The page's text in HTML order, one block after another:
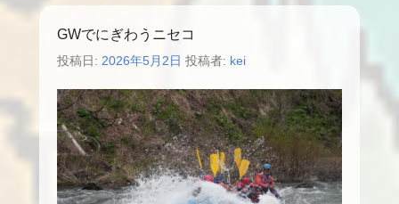
GWでにぎわうニセコ
投稿日: 2026年5月2日 投稿者: kei